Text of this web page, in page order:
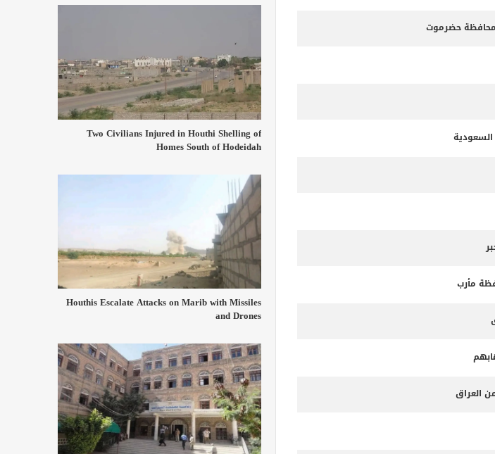
حضرموت
مأرب
العراق
Two Civilians Injured in Houthi Shelling of
Homes South of Hodeidah
Houthis Escalate Attacks on Marib with Missiles
and Drones